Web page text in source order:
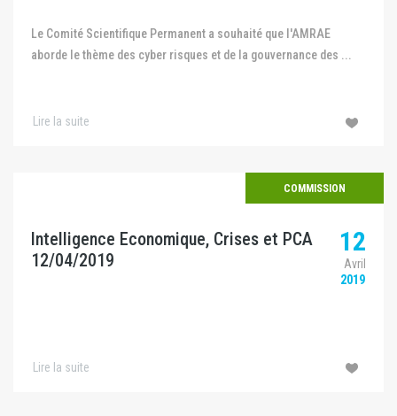
Le Comité Scientifique Permanent a souhaité que l'AMRAE
aborde le thème des cyber risques et de la gouvernance des ...
Lire la suite
COMMISSION
Intelligence Economique, Crises et PCA
12/04/2019
12
Avril
2019
Lire la suite